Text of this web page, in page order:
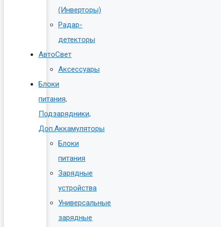
(Инверторы)
Радар-
детекторы
АвтоСвет
Аксессуары
Блоки
питания,
Подзарядники,
Доп.Аккамуляторы
Блоки
питания
Зарядные
устройства
Универсальные
зарядные